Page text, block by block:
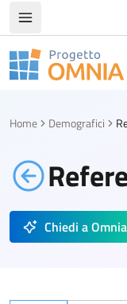
Apri/chiudi menù
Progetto Omnia
Home Demografici
Chiedi a